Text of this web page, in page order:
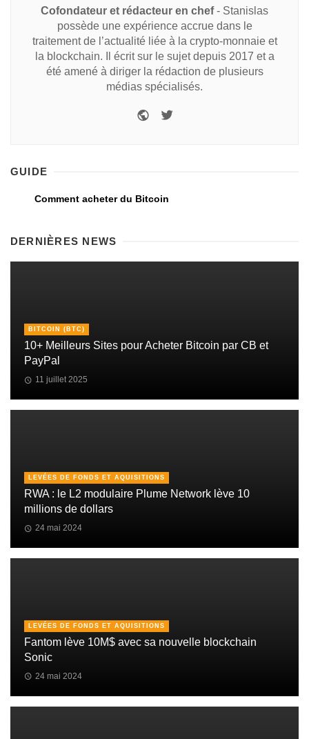
Cofondateur et rédacteur en chef- Stanislas
possède une expérience accrue dans le
traitement de l’actualité liée à la crypto-monnaie et
la blockchain. Il écrit sur le sujet depuis 2017 et a
été amené à diriger la rédaction de plusieurs
médias spécialisés.
GUIDE
Comment acheter du Bitcoin
DERNIÈRES NEWS
BITCOIN (BTC)
10+ Meilleurs Sites pour Acheter Bitcoin par CB et
PayPal
11 juillet 2025
LEVÉES DE FONDS ET AQUISITIONS
RWA : le L2 modulaire Plume Network lève 10
millions de dollars
24 mai 2024
LEVÉES DE FONDS ET AQUISITIONS
Fantom lève 10M$ avec sa nouvelle blockchain
Sonic
24 mai 2024